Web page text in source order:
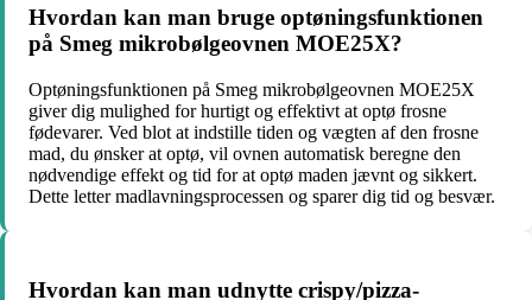
Hvordan kan man bruge optøningsfunktionen
på Smeg mikrobølgeovnen MOE25X?
Optøningsfunktionen på Smeg mikrobølgeovnen MOE25X
giver dig mulighed for hurtigt og effektivt at optø frosne
fødevarer. Ved blot at indstille tiden og vægten af den frosne
mad, du ønsker at optø, vil ovnen automatisk beregne den
nødvendige effekt og tid for at optø maden jævnt og sikkert.
Dette letter madlavningsprocessen og sparer dig tid og besvær.
Hvordan kan man udnytte crispy/pizza-